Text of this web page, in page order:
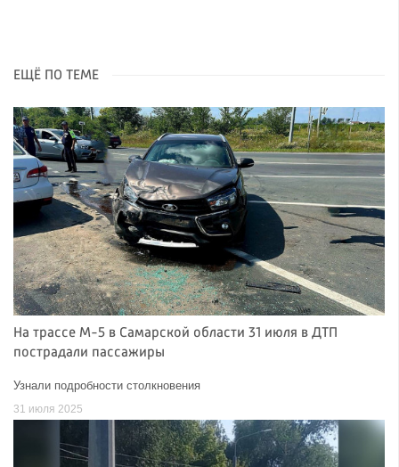
ЕЩЁ ПО ТЕМЕ
На трассе М-5 в Самарской области 31 июля в ДТП
пострадали пассажиры
Узнали подробности столкновения
31 июля 2025